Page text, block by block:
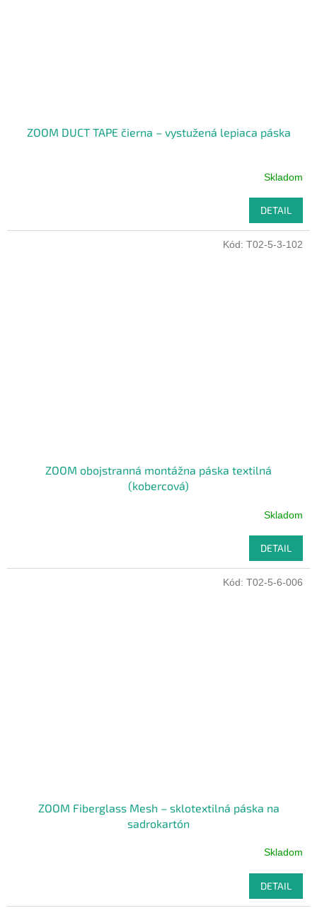
ZOOM DUCT TAPE čierna – vystužená lepiaca páska
Skladom
DETAIL
ZOOM obojstranná montážna páska textilná
(kobercová)
Skladom
DETAIL
Kód: T02-5-3-102
ZOOM Fiberglass Mesh – sklotextilná páska na
sadrokartón
Skladom
DETAIL
Kód: T02-5-6-006